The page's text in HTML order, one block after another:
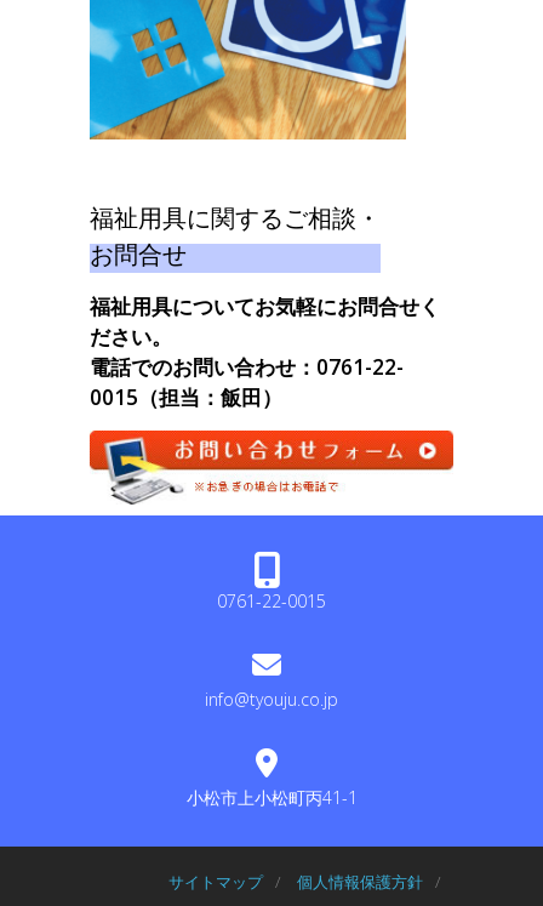
福祉用具に関するご相談・
お問合せ
福祉用具についてお気軽にお問合せく
ださい。
電話でのお問い合わせ：0761-22-
0015（担当：飯田）
0761-22-0015
info@tyouju.co.jp
小松市上小松町丙41-1
サイトマップ / 個人情報保護方針 /